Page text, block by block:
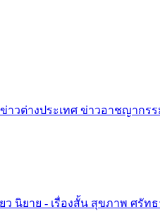
ข่าวต่างประเทศ ข่าวอาชญากรร
ว นิยาย - เรื่องสั้น สุขภาพ ศรัทธ